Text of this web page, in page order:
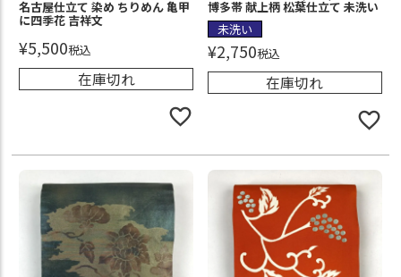
名古屋仕立て 染め ちりめん 亀甲
に四季花 吉祥文
¥5,500税込
在庫切れ
博多帯 献上柄 松葉仕立て 未洗い
未洗い
¥2,750税込
在庫切れ